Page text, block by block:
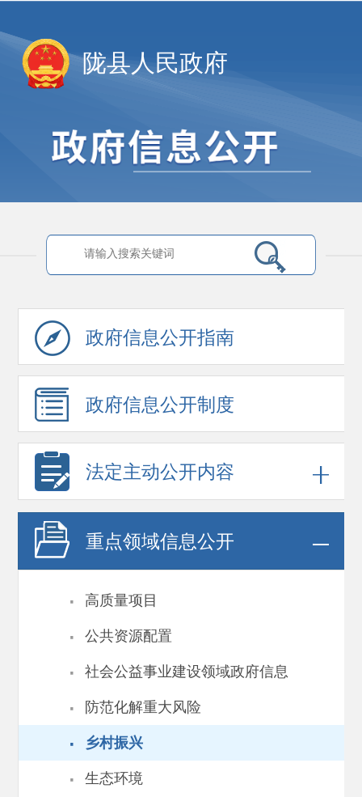
陇县人民政府
政府信息公开指南
政府信息公开制度
法定主动公开内容
重点领域信息公开
· 高质量项目
· 公共资源配置
· 社会公益事业建设领域政府信息
· 防范化解重大风险
· 乡村振兴
· 生态环境